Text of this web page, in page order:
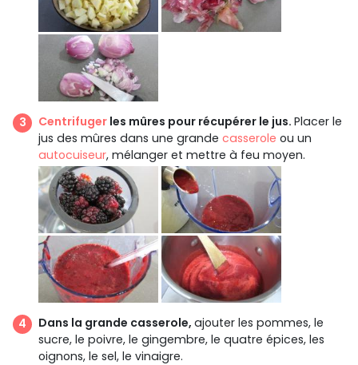
Centrifuger les mûres pour récupérer le jus. Placer le
jus des mûres dans une grande casserole ou un
autocuiseur, mélanger et mettre à feu moyen.
Dans la grande casserole, ajouter les pommes, le
sucre, le poivre, le gingembre, le quatre épices, les
oignons, le sel, le vinaigre.